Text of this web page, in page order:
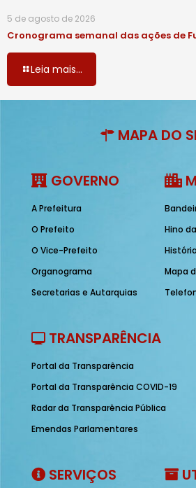
5 de agosto de 2026
Cronograma semanal das ações de
Leia mais...
MAPA DO
GOVERNO
A Prefeitura
O Prefeito
O Vice-Prefeito
Organograma
Secretarias e Autarquias
Hino
História
Mapa
TRANSPARÊNCIA
Portal da Transparência
Portal da Transparência COVID-19
Radar da Transparência Pública
Emendas Parlamentares
SERVIÇOS